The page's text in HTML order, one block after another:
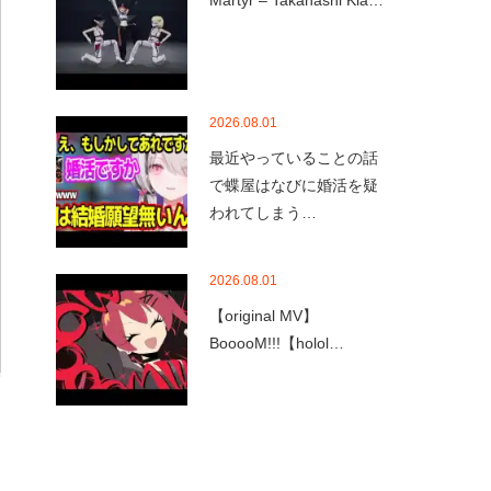
2026.08.01
最近やっていることの話
で蝶屋はなびに婚活を疑
われてしまう…
2026.08.01
【original MV】
BooooM!!!【holol…